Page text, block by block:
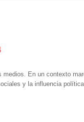
En un contexto
y la influencia